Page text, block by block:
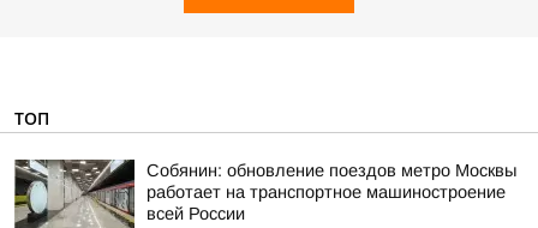
ТОП
Собянин: обновление поездов метро Москвы
работает на транспортное машиностроение
всей России